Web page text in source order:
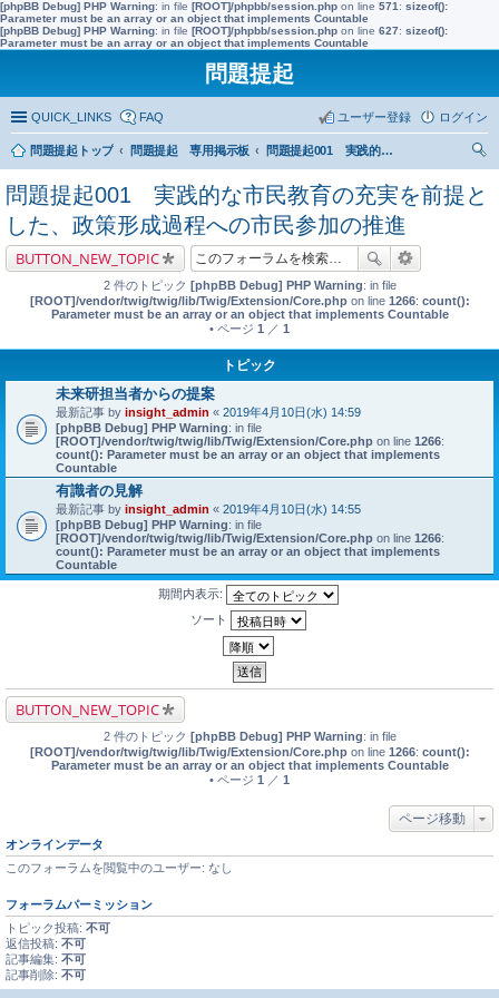
[phpBB Debug] PHP Warning: in file [ROOT]/phpbb/session.php on line 571 : sizeof():
Parameter must be an array or an object that implements Countable
[phpBB Debug] PHP Warning: in file [ROOT]/phpbb/session.php on line 627: sizeof():
Parameter must be an array or an object that implements Countable
問題提起
QUICK_LINKS FAQ ログイン
ユーザー登録
問題提起トップ 問題提起 専用掲示板
問題提起001 実践的な市民教育の充実を前提とした、政策形成過程への市民参加の推進
問題提起001 実践的な市民教育の充実を前提と
した、政策形成過程への市民参加の推進
BUTTON_NEW_TOPIC
2 件のトピック [phpBB Debug] PHP Warning: in file
[ROOT]/vendor/twig/twig/lib/Twig/Extension/Core.phpon line 1266: count():
Parameter must be an array or an object that implements Countable
• ページ 1 ／ 1
トピック
未来研担当者からの提案
最新記事 by insight_admin « 2019年4月10日(水) 14:59
[phpBB Debug] PHP Warning: in file
[ROOT]/vendor/twig/twig/lib/Twig/Extension/Core.php on line 1266:
count(): Parameter must be an array or an object that implements
Countable
有識者の見解
最新記事 by insight_admin « 2019年4月10日(水) 14:55
[phpBB Debug] PHP Warning: in file
[ROOT]/vendor/twig/twig/lib/Twig/Extension/Core.php on line 1266:
count(): Parameter must be an array or an object that implements
Countable
期間内表示:
ソート
BUTTON_NEW_TOPIC
2 件のトピック [phpBB Debug] PHP Warning: in file
[ROOT]/vendor/twig/twig/lib/Twig/Extension/Core.phpon line 1266: count():
Parameter must be an array or an object that implements Countable
• ページ 1 ／ 1
ページ移動
オンラインデータ
このフォーラムを閲覧中のユーザー: なし
フォーラムパーミッション
トピック投稿: 不可
返信投稿: 不可
記事編集: 不可
記事削除: 不可